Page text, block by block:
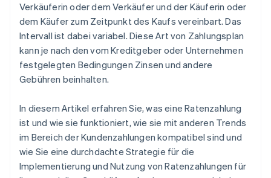
Verkäuferin oder dem Verkäufer und der Käuferin oder
dem Käufer zum Zeitpunkt des Kaufs vereinbart. Das
Intervall ist dabei variabel. Diese Art von Zahlungsplan
kann je nach den vom Kreditgeber oder Unternehmen
festgelegten Bedingungen Zinsen und andere
Gebühren beinhalten.
In diesem Artikel erfahren Sie, was eine Ratenzahlung
ist und wie sie funktioniert, wie sie mit anderen Trends
im Bereich der Kundenzahlungen kompatibel sind und
wie Sie eine durchdachte Strategie für die
Implementierung und Nutzung von Ratenzahlungen für